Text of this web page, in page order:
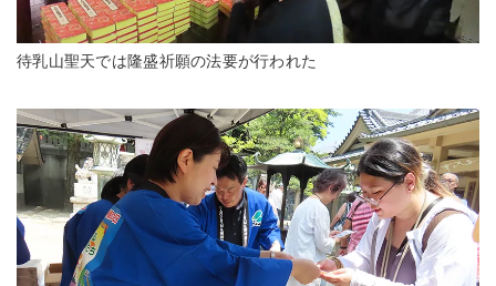
待乳山聖天では隆盛祈願の法要が行われた